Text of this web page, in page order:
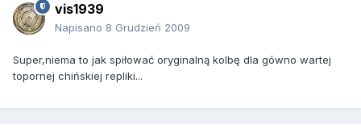
vis1939
Napisano 8 Grudzień 2009
Super,niema to jak spiłować oryginalną kolbę dla gówno wartej
topornej chińskiej repliki...